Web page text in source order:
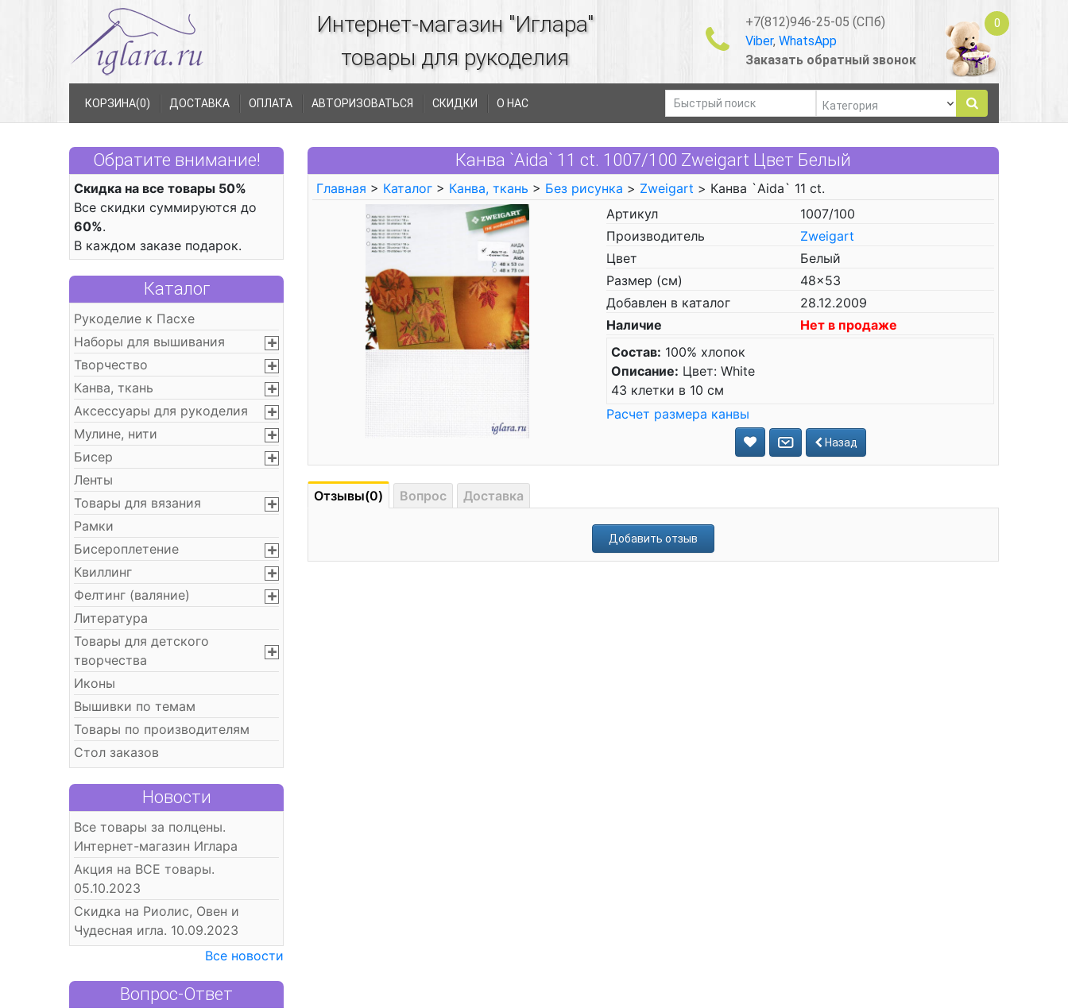
Интернет-магазин "Иглара"
товары для рукоделия
+7(812)946-25-05 (СПб)
Viber, WhatsApp
Заказать обратный звонок
0
КОРЗИНА(0) ДОСТАВКА ОПЛАТА АВТОРИЗОВАТЬСЯ СКИДКИ О НАС
Обратите внимание!
Скидка на все товары 50%
Все скидки суммируются до
60%.
В каждом заказе подарок.
Каталог
Рукоделие к Пасхе
Наборы для вышивания
Творчество
Канва, ткань
Аксессуары для рукоделия
Мулине, нити
Бисер
Ленты
Товары для вязания
Рамки
Бисероплетение
Квиллинг
Фелтинг (валяние)
Литература
Товары для детского
творчества
Иконы
Вышивки по темам
Товары по производителям
Стол заказов
Новости
Все товары за полцены.
Интернет-магазин Иглара
Акция на ВСЕ товары.
05.10.2023
Скидка на Риолис, Овен и
Чудесная игла. 10.09.2023
Все новости
Вопрос-Ответ
Канва `Aida` 11 ct. 1007/100 Zweigart Цвет Белый
Главная > Каталог > Канва, ткань > Без рисунка > Zweigart > Канва `Aida` 11 ct.
Артикул
1007/100
Производитель
Zweigart
Цвет
Белый
Размер (см)
48x53
Добавлен в каталог
28.12.2009
Наличие
Нет в продаже
Состав: 100% хлопок
Описание: Цвет: White
43 клетки в 10 см
Расчет размера канвы
Назад
Отзывы(0) Вопрос Доставка
Добавить отзыв